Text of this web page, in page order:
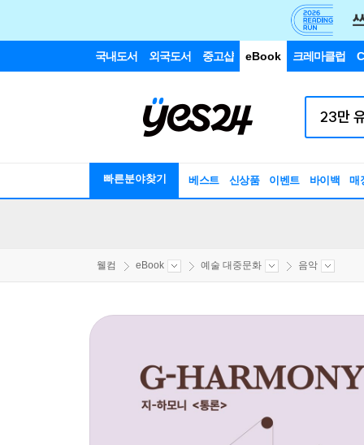
국내도서 외국도서 중고샵 eBook 크레마클럽
빠른분야찾기 베스트 신상품 이벤트 바이백 매
웰컴 eBook 예술 대중문화 음악